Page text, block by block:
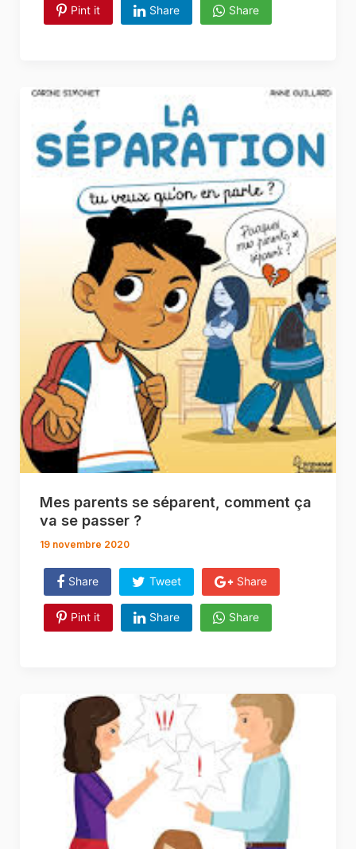
Pint it Share Share
Mes parents se séparent, comment ça
va se passer ?
19 novembre 2020
Share Tweet Share
Pint it Share Share